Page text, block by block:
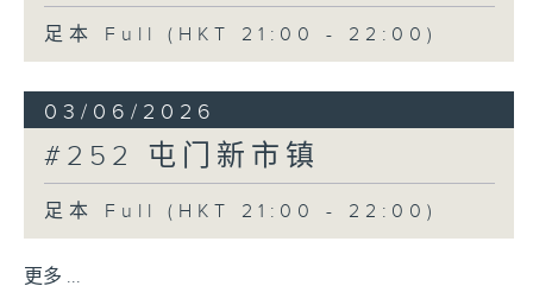
足本 Full (HKT 21:00 - 22:00)
03/06/2026
#252 屯门新市镇
足本 Full (HKT 21:00 - 22:00)
更多 ...